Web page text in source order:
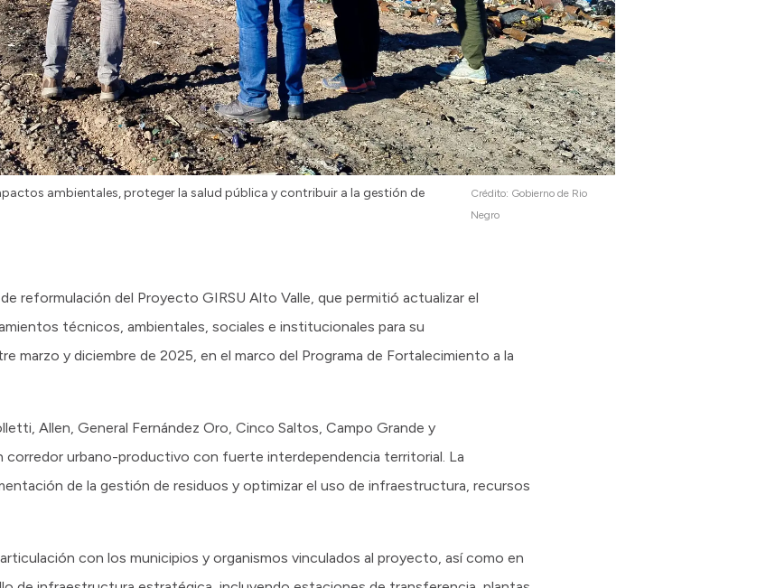
ambientales, proteger la salud pública y contribuir a la gestión de
Crédito: Gobierno de Rio
Negro
reformulación del Proyecto GIRSU Alto Valle, que permitió actualizar el
técnicos, ambientales, sociales e institucionales para su
marzo y diciembre de 2025, en el marco del Programa de Fortalecimiento a la
Allen, General Fernández Oro, Cinco Saltos, Campo Grande y
urbano-productivo con fuerte interdependencia territorial. La
de la gestión de residuos y optimizar el uso de infraestructura, recursos
con los municipios y organismos vinculados al proyecto, así como en